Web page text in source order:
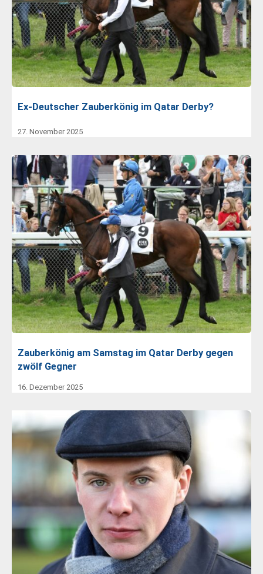
Ex-Deutscher Zauberkönig im Qatar Derby?
27. November 2025
Zauberkönig am Samstag im Qatar Derby gegen
zwölf Gegner
16. Dezember 2025